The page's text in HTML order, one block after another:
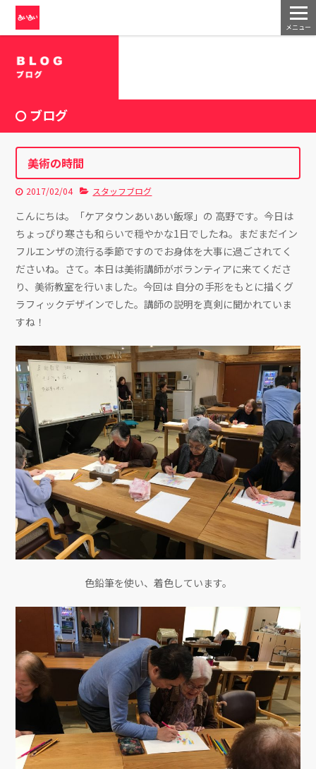
メニュー
ブログ
美術の時間
2017/02/04 スタッフブログ
こんにちは。「ケアタウンあいあい飯塚」の 高野です。今日は
ちょっぴり寒さも和らいで穏やかな1日でしたね。まだまだイン
フルエンザの流行る季節ですのでお身体を大事に過ごされてく
ださいね。さて。本日は美術講師がボランティアに来てくださ
り、美術教室を行いました。今回は 自分の手形をもとに描くグ
ラフィックデザインでした。講師の説明を真剣に聞かれていま
すね！
色鉛筆を使い、着色しています。